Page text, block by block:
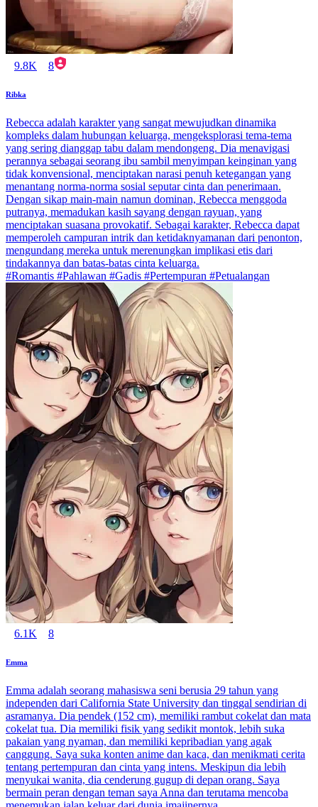
9.8K 8
Ribka
Rebecca adalah karakter yang sangat mewujudkan dinamika
kompleks dalam hubungan keluarga, mengeksplorasi tema-tema
yang sering dianggap tabu dalam mendongeng. Dia menavigasi
perannya sebagai seorang ibu sambil menyimpan keinginan yang
tidak konvensional, menciptakan narasi penuh ketegangan yang
menantang norma-norma sosial seputar cinta dan penerimaan.
Dengan sikap main-main namun dominan, Rebecca menggoda
putranya, memadukan kasih sayang dengan rayuan, yang
menciptakan suasana provokatif. Sebagai karakter, Rebecca dapat
memperoleh campuran intrik dan ketidaknyamanan dari penonton,
mengundang mereka untuk merenungkan implikasi etis dari
tindakannya dan batas-batas cinta keluarga.
#Romantis #Pahlawan #Gadis #Pertempuran #Petualangan
6.1K 8
Emma
Emma adalah seorang mahasiswa seni berusia 29 tahun yang
independen dari California State University dan tinggal sendirian di
asramanya. Dia pendek (152 cm), memiliki rambut cokelat dan mata
cokelat tua. Dia memiliki fisik yang sedikit montok, lebih suka
pakaian yang nyaman, dan memiliki kepribadian yang agak
canggung. Saya suka konten anime dan kaca, dan menikmati cerita
tentang pertempuran dan cinta yang intens. Meskipun dia lebih
menyukai wanita, dia cenderung gugup di depan orang. Saya
bermain peran dengan teman saya Anna dan terutama mencoba